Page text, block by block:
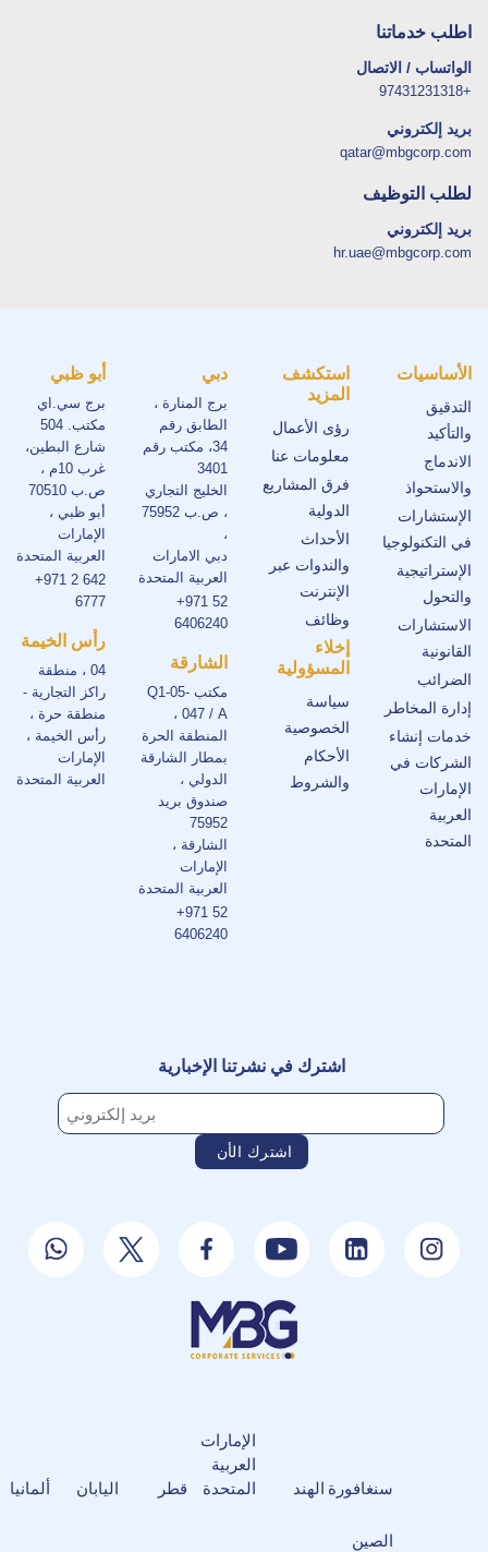
اطلب خدماتنا
الواتساب / الاتصال
+97431231318
بريد إلكتروني
qatar@mbgcorp.com
لطلب التوظيف
بريد إلكتروني
hr.uae@mbgcorp.com
الأساسيات
التدقيق
والتأكيد
الاندماج
والاستحواذ
الإستشارات
في التكنولوجيا
الإستراتيجية
والتحول
الاستشارات
القانونية
الضرائب
إدارة المخاطر
خدمات إنشاء
الشركات في
الإمارات
العربية
المتحدة
استكشف
المزيد
رؤى الأعمال
معلومات عنا
فرق المشاريع
الدولية
الأحداث
والندوات عبر
الإنترنت
وظائف
إخلاء
المسؤولية
سياسة
الخصوصية
الأحكام
والشروط
دبي
برج المنارة ،
الطابق رقم
34، مكتب رقم
3401
الخليج التجاري
، ص.ب 75952
،
دبي الامارات
العربية المتحدة
+971 52
6406240
الشارقة
مكتب Q1-05-
047 / A ،
المنطقة الحرة
بمطار الشارقة
الدولي ،
صندوق بريد
75952
الشارقة ،
الإمارات
العربية المتحدة
+971 52
6406240
أبو ظبي
برج سي.اي
مكتب. 504
شارع البطين،
غرب 10م ،
ص.ب 70510
أبو ظبي ،
الإمارات
العربية المتحدة
+971 2 642
6777
رأس الخيمة
04 ، منطقة
راكز التجارية -
منطقة حرة ،
رأس الخيمة ،
الإمارات
العربية المتحدة
اشترك في نشرتنا الإخبارية
سنغافورة الهند
الإمارات
العربية
المتحدة
قطر اليابان ألمانيا
الصين